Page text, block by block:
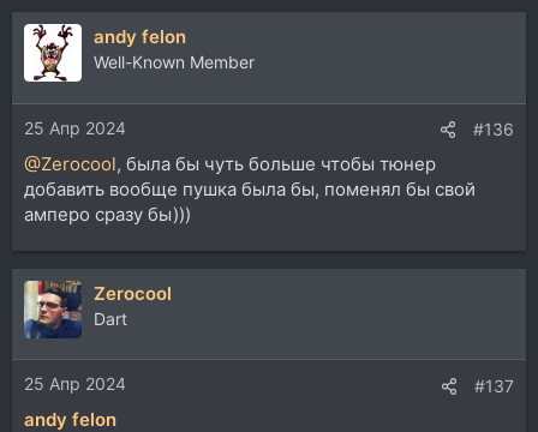
andy felon
Well-Known Member
25 Апр 2024 #136
@Zerocool, была бы чуть больше чтобы тюнер
добавить вообще пушка была бы, поменял бы свой
амперо сразу бы)))
Zerocool
Dart
25 Апр 2024 #137
andy felon